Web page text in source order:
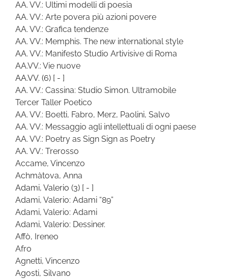
AA. VV.: Ultimi modelli di poesia
AA. VV.: Arte povera più azioni povere
AA. VV.: Grafica tendenze
AA. VV.: Memphis. The new international style
AA. VV.: Manifesto Studio Artivisive di Roma
AA.VV.: Vie nuove
AA.VV. (6) [ - ]
AA. VV.: Cassina: Studio Simon. Ultramobile
Tercer Taller Poetico
AA. VV.: Boetti, Fabro, Merz, Paolini, Salvo
AA. VV.: Messaggio agli intellettuali di ogni paese
AA. VV.: Poetry as Sign Sign as Poetry
AA. VV.: Trerosso
Accame, Vincenzo
Achmàtova, Anna
Adami, Valerio (3) [ - ]
Adami, Valerio: Adami “89”
Adami, Valerio: Adami
Adami, Valerio: Dessiner.
Affò, Ireneo
Afro
Agnetti, Vincenzo
Agosti, Silvano